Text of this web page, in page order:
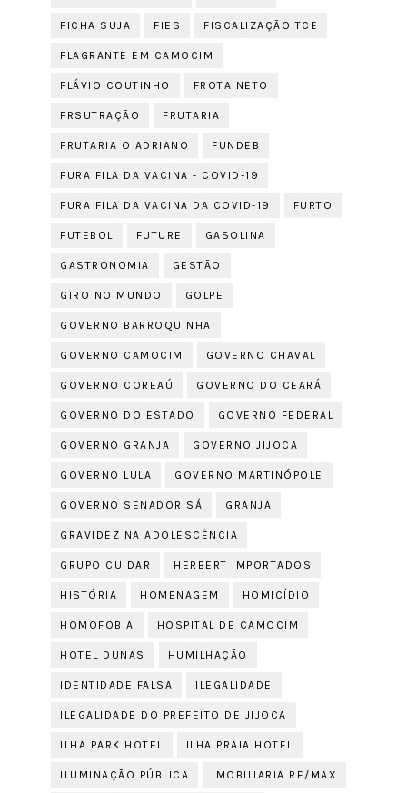
FICHA SUJA FIES FISCALIZAÇÃO TCE
FLAGRANTE EM CAMOCIM
FLÁVIO COUTINHO FROTA NETO
FRSUTRAÇÃO FRUTARIA
FRUTARIA O ADRIANO FUNDEB
FURA FILA DA VACINA - COVID-19
FURA FILA DA VACINA DA COVID-19 FURTO
FUTEBOL FUTURE GASOLINA
GASTRONOMIA GESTÃO
GIRO NO MUNDO GOLPE
GOVERNO BARROQUINHA
GOVERNO CAMOCIM GOVERNO CHAVAL
GOVERNO COREAÚ GOVERNO DO CEARÁ
GOVERNO DO ESTADO GOVERNO FEDERAL
GOVERNO GRANJA GOVERNO JIJOCA
GOVERNO LULA GOVERNO MARTINÓPOLE
GOVERNO SENADOR SÁ GRANJA
GRAVIDEZ NA ADOLESCÊNCIA
GRUPO CUIDAR HERBERT IMPORTADOS
HISTÓRIA HOMENAGEM HOMICÍDIO
HOMOFOBIA HOSPITAL DE CAMOCIM
HOTEL DUNAS HUMILHAÇÃO
IDENTIDADE FALSA ILEGALIDADE
ILEGALIDADE DO PREFEITO DE JIJOCA
ILHA PARK HOTEL ILHA PRAIA HOTEL
ILUMINAÇÃO PÚBLICA IMOBILIARIA RE/MAX